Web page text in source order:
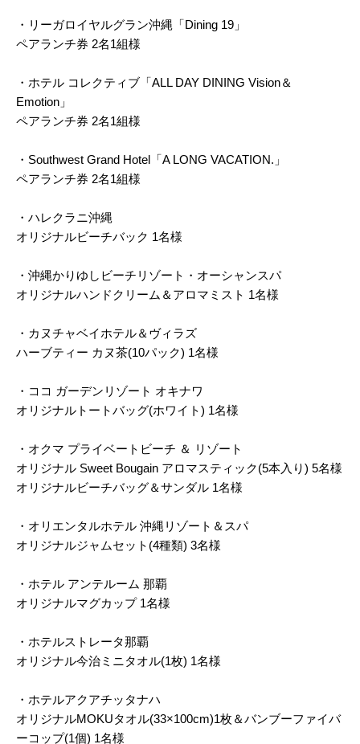
・リーガロイヤルグラン沖縄「Dining 19」
ペアランチ券 2名1組様
・ホテル コレクティブ「ALL DAY DINING Vision＆
Emotion」
ペアランチ券 2名1組様
・Southwest Grand Hotel「A LONG VACATION.」
ペアランチ券 2名1組様
・ハレクラニ沖縄
オリジナルビーチバック 1名様
・沖縄かりゆしビーチリゾート・オーシャンスパ
オリジナルハンドクリーム＆アロマミスト 1名様
・カヌチャベイホテル＆ヴィラズ
ハーブティー カヌ茶(10パック) 1名様
・ココ ガーデンリゾート オキナワ
オリジナルトートバッグ(ホワイト) 1名様
・オクマ プライベートビーチ ＆ リゾート
オリジナル Sweet Bougain アロマスティック(5本入り) 5名様
オリジナルビーチバッグ＆サンダル 1名様
・オリエンタルホテル 沖縄リゾート＆スパ
オリジナルジャムセット(4種類) 3名様
・ホテル アンテルーム 那覇
オリジナルマグカップ 1名様
・ホテルストレータ那覇
オリジナル今治ミニタオル(1枚) 1名様
・ホテルアクアチッタナハ
オリジナルMOKUタオル(33×100cm)1枚＆バンブーファイバ
ーコップ(1個) 1名様